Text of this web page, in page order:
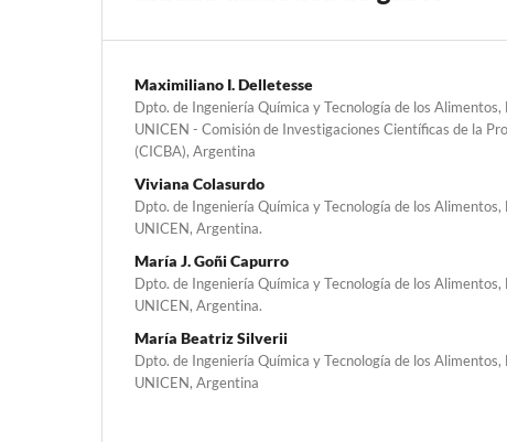
Maximiliano I. Delletesse
Dpto. de Ingeniería Química y Tecnología de los Alimentos,
UNICEN - Comisión de Investigaciones Científicas de la
(CICBA), Argentina
Viviana Colasurdo
Dpto. de Ingeniería Química y Tecnología de los Alimentos,
UNICEN, Argentina.
María J. Goñi Capurro
Dpto. de Ingeniería Química y Tecnología de los Alimentos,
UNICEN, Argentina.
María Beatriz Silverii
Dpto. de Ingeniería Química y Tecnología de los Alimentos,
UNICEN, Argentina